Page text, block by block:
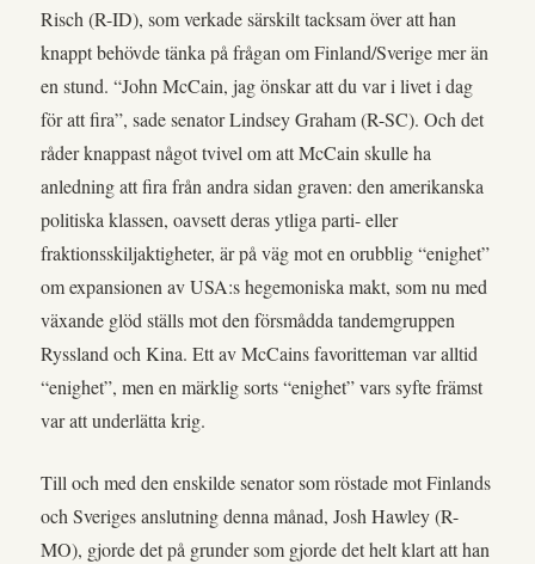
Risch (R-ID), som verkade särskilt tacksam över att han
knappt behövde tänka på frågan om Finland/Sverige mer än
en stund. “John McCain, jag önskar att du var i livet i dag
för att fira”, sade senator Lindsey Graham (R-SC). Och det
råder knappast något tvivel om att McCain skulle ha
anledning att fira från andra sidan graven: den amerikanska
politiska klassen, oavsett deras ytliga parti- eller
fraktionsskiljaktigheter, är på väg mot en orubblig “enighet”
om expansionen av USA:s hegemoniska makt, som nu med
växande glöd ställs mot den försmådda tandemgruppen
Ryssland och Kina. Ett av McCains favoritteman var alltid
“enighet”, men en märklig sorts “enighet” vars syfte främst
var att underlätta krig.
Till och med den enskilde senator som röstade mot Finlands
och Sveriges anslutning denna månad, Josh Hawley (R-
MO), gjorde det på grunder som gjorde det helt klart att han